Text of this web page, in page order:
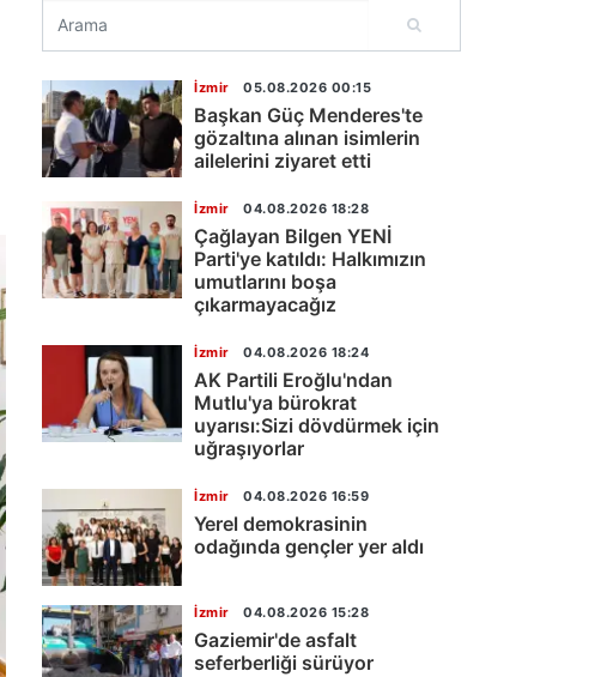
İzmir 05.08.2026 00:15
Başkan Güç Menderes'te
gözaltına alınan isimlerin
ailelerini ziyaret etti
İzmir 04.08.2026 18:28
Çağlayan Bilgen YENİ
Parti'ye katıldı: Halkımızın
umutlarını boşa
çıkarmayacağız
İzmir 04.08.2026 18:24
AK Partili Eroğlu'ndan
Mutlu'ya bürokrat
uyarısı:Sizi dövdürmek için
uğraşıyorlar
İzmir 04.08.2026 16:59
Yerel demokrasinin
odağında gençler yer aldı
İzmir 04.08.2026 15:28
Gaziemir'de asfalt
seferberliği sürüyor